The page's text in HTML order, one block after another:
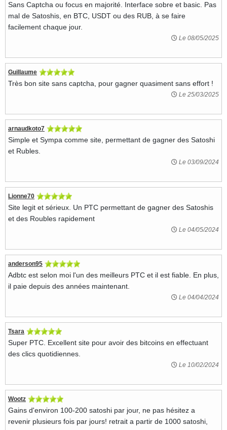
Sans Captcha ou focus en majorité. Interface sobre et basic. Pas
mal de Satoshis, en BTC, USDT ou des RUB, à se faire
facilement chaque jour.
Le 08/05/2025
Guillaume
Très bon site sans captcha, pour gagner quasiment sans effort !
Le 25/03/2025
arnaudkoto7
Simple et Sympa comme site, permettant de gagner des Satoshi
et Rubles.
Le 03/09/2024
Lionne70
Site legit et sérieux. Un PTC permettant de gagner des Satoshis
et des Roubles rapidement
Le 04/05/2024
anderson95
Adbtc est selon moi l'un des meilleurs PTC et il est fiable. En plus,
il paie depuis des années maintenant.
Le 04/04/2024
Tsara
Super PTC. Excellent site pour avoir des bitcoins en effectuant
des clics quotidiennes.
Le 10/02/2024
Wootz
Gains d'environ 100-200 satoshi par jour, ne pas hésitez a
revenir plusieurs fois par jours! retrait a partir de 1000 satoshi,